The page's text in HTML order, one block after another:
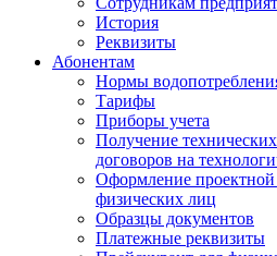
История
Реквизиты
Абонентам
Нормы
Тарифы
Приборы учета
Получение
договоров на
Оформление
физических лиц
Образцы документов
Платежные реквизиты